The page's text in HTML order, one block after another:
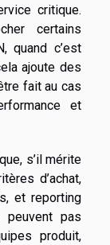
critique.
certains
quand c’est
ajoute des
fait au cas
et
s’il mérite
d’achat,
et reporting
peuvent pas
produit,